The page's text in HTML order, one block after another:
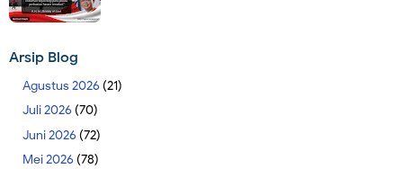
Arsip Blog
Agustus 2026 (21)
Juli 2026 (70)
Juni 2026 (72)
Mei 2026 (78)